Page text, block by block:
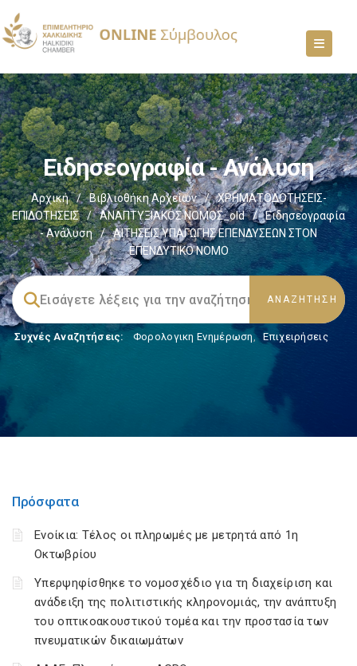
Ειδησεογραφία - Ανάλυση
Αρχική / Βιβλιοθήκη Αρχείων /
ΧΡΗΜΑΤΟΔΟΤΗΣΕΙΣ-
ΕΠΙΔΟΤΗΣΕΙΣ
/ ΑΝΑΠΤΥΞΙΑΚΟΣ ΝΟΜΟΣ_old /
Ειδησεογραφία
- Ανάλυση
/
ΑΙΤΗΣΕΙΣ ΥΠΑΓΩΓΗΣ ΕΠΕΝΔΥΣΕΩΝ ΣΤΟΝ
ΕΠΕΝΔΥΤΙΚΟ ΝΟΜΟ
Συχνές Αναζητήσεις: Φορολογικη Ενημέρωση, Επιχειρήσεις
Πρόσφατα
Ενοίκια: Τέλος οι πληρωμές με μετρητά από 1η
Οκτωβρίου
Υπερψηφίσθηκε το νομοσχέδιο για τη διαχείριση και
ανάδειξη της πολιτιστικής κληρονομιάς, την ανάπτυξη
του οπτικοακουστικού τομέα και την προστασία των
πνευματικών δικαιωμάτων